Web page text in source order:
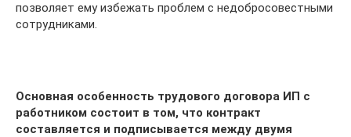
позволяет ему избежать проблем с недобросовестными
сотрудниками.
Основная особенность трудового договора ИП с
работником состоит в том, что контракт
составляется и подписывается между двумя